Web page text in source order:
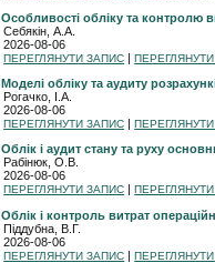
Особливості обліку та контролю
Себякін, А.А.
2026-08-06
ПЕРЕГЛЯНУТИ ЗАПИС |
Моделі обліку та аудиту
Рогачко, І.А.
2026-08-06
ПЕРЕГЛЯНУТИ ЗАПИС |
Облік і аудит стану та руху
Рабінюк, О.В.
2026-08-06
ПЕРЕГЛЯНУТИ ЗАПИС |
Облік і контроль витрат
Піддубна, В.Г.
2026-08-06
ПЕРЕГЛЯНУТИ ЗАПИС |